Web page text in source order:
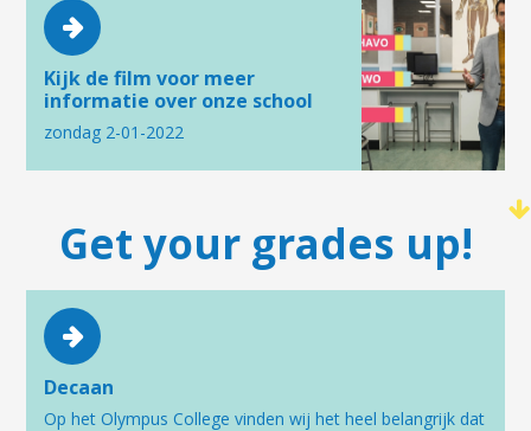
Kijk de film voor meer
informatie over onze school
zondag 2-01-2022
Get your grades up!
Decaan
Op het Olympus College vinden wij het heel belangrijk dat